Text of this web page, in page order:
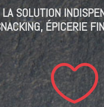
SOLUTION
ÉPICERIE
